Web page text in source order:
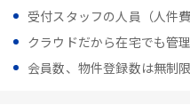
受付スタッフの人員（人件費
クラウドだから在宅でも管
会員数、物件登録数は無制